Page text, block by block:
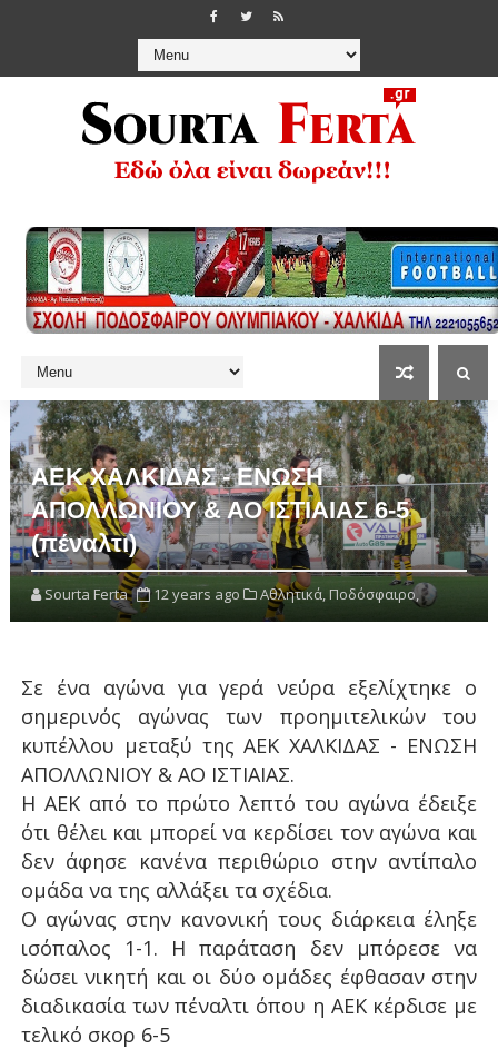
ΑΕΚ ΧΑΛΚΙΔΑΣ - ΕΝΩΣΗ
ΑΠΟΛΛΩΝΙΟΥ & ΑΟ ΙΣΤΙΑΙΑΣ 6-5
(πέναλτι)
Sourta Ferta 12 years ago Αθλητικά,Ποδόσφαιρο,
Σε ένα αγώνα για γερά νεύρα εξελίχτηκε ο
σημερινός αγώνας των προημιτελικών του
κυπέλλου μεταξύ της ΑΕΚ ΧΑΛΚΙΔΑΣ - ΕΝΩΣΗ
ΑΠΟΛΛΩΝΙΟΥ & ΑΟ ΙΣΤΙΑΙΑΣ.
Η ΑΕΚ από το πρώτο λεπτό του αγώνα έδειξε
ότι θέλει και μπορεί να κερδίσει τον αγώνα και
δεν άφησε κανένα περιθώριο στην αντίπαλο
ομάδα να της αλλάξει τα σχέδια.
Ο αγώνας στην κανονική τους διάρκεια έληξε
ισόπαλος 1-1. Η παράταση δεν μπόρεσε να
δώσει νικητή και οι δύο ομάδες έφθασαν στην
διαδικασία των πέναλτι όπου η ΑΕΚ κέρδισε με
τελικό σκορ 6-5